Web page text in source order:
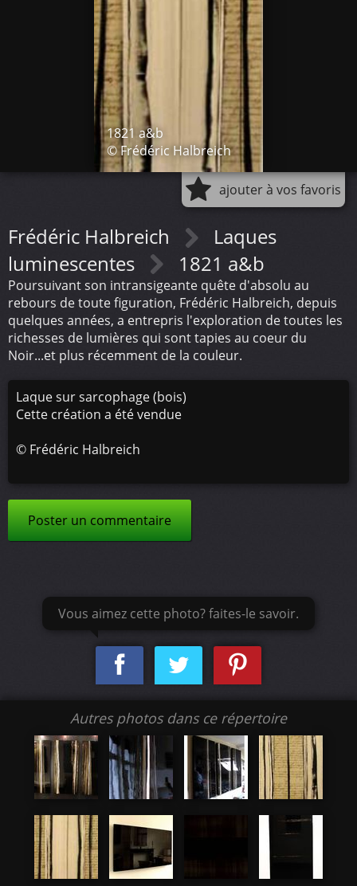
1821 a&b
© Frédéric Halbreich
ajouter à vos favoris
Frédéric Halbreich
Laques
luminescentes
1821 a&b
Poursuivant son intransigeante quête d'absolu au
rebours de toute figuration, Frédéric Halbreich, depuis
quelques années, a entrepris l'exploration de toutes les
richesses de lumières qui sont tapies au coeur du
Noir...et plus récemment de la couleur.
Laque sur sarcophage (bois)
Cette création a été vendue
© Frédéric Halbreich
Poster un commentaire
Vous aimez cette photo? faites-le savoir.
Autres photos dans ce répertoire